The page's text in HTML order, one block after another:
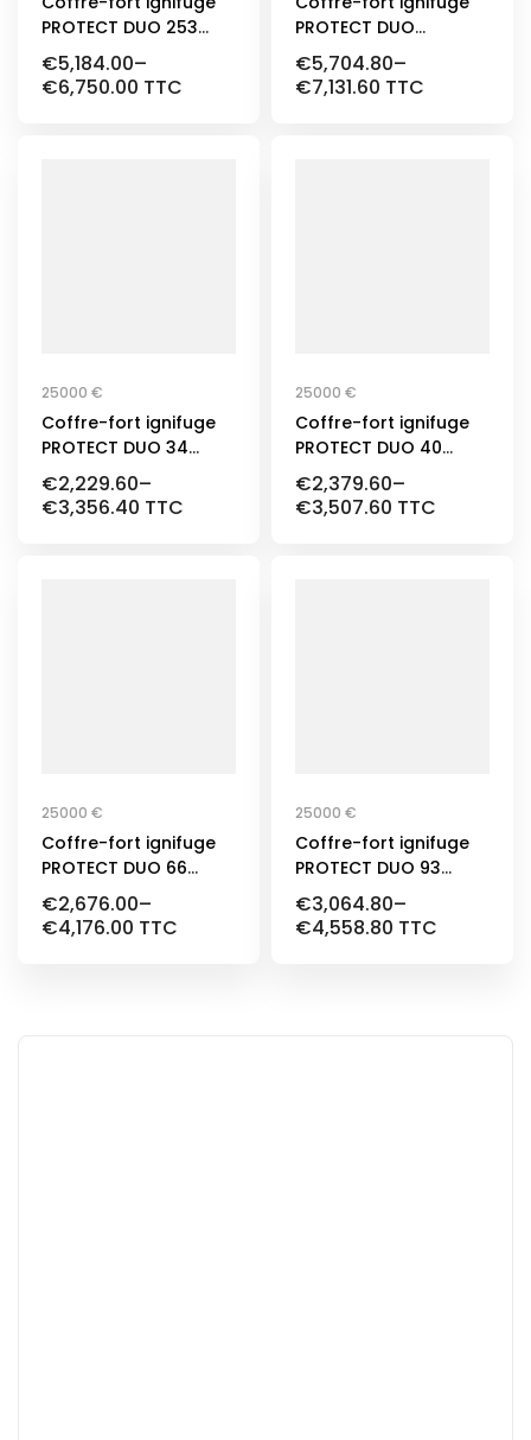
PROTECT DUO 253
litres Certifié EN 1143-1,
Classe 1
€5,184.00–
€6,750.00 TTC
PROTECT DUO
291Classe 1
€5,704.80–
€7,131.60 TTC
25000 €
Coffre-fort ignifuge
PROTECT DUO 34
Classe 1
€2,229.60–
€3,356.40 TTC
25000 €
Coffre-fort ignifuge
PROTECT DUO 40
Classe 1
€2,379.60–
€3,507.60 TTC
25000 €
Coffre-fort ignifuge
PROTECT DUO 66
Classe 1
€2,676.00–
€4,176.00 TTC
25000 €
Coffre-fort ignifuge
PROTECT DUO 93
Classe 1
€3,064.80–
€4,558.80 TTC